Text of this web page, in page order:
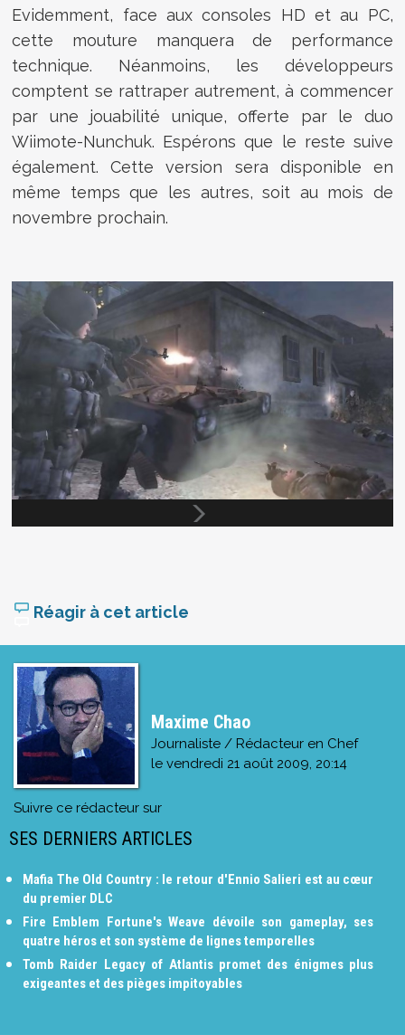
Evidemment, face aux consoles HD et au PC,
cette mouture manquera de performance
technique. Néanmoins, les développeurs
comptent se rattraper autrement, à commencer
par une jouabilité unique, offerte par le duo
Wiimote-Nunchuk. Espérons que le reste suive
également. Cette version sera disponible en
même temps que les autres, soit au mois de
novembre prochain.
Réagir à cet article
Maxime Chao
Journaliste / Rédacteur en Chef
le vendredi 21 août 2009, 20:14
Suivre ce rédacteur sur
SES DERNIERS ARTICLES
Mafia The Old Country : le retour d'Ennio Salieri est au cœur
du premier DLC
Fire Emblem Fortune's Weave dévoile son gameplay, ses
quatre héros et son système de lignes temporelles
Tomb Raider Legacy of Atlantis promet des énigmes plus
exigeantes et des pièges impitoyables